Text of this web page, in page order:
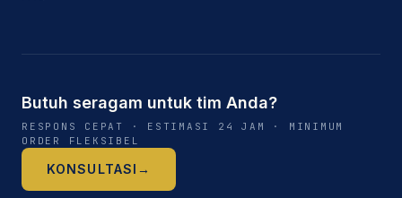
Butuh seragam untuk tim Anda?
RESPONS CEPAT · ESTIMASI 24 JAM · MINIMUM
ORDER FLEKSIBEL
KONSULTASI →